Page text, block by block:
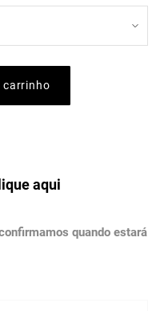
carrinho
aqui
quando estará